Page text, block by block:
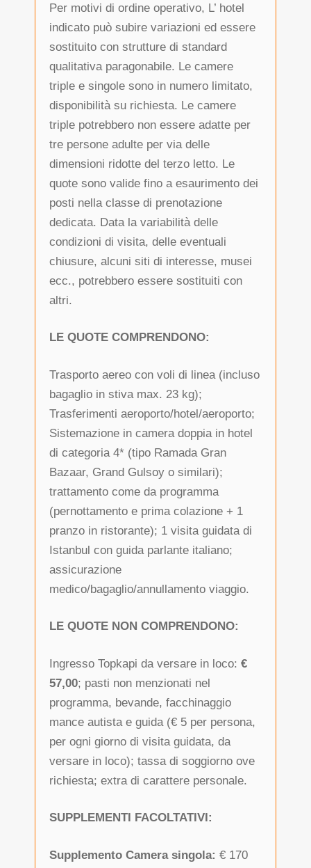
Per motivi di ordine operativo, L’ hotel
indicato può subire variazioni ed essere
sostituito con strutture di standard
qualitativa paragonabile. Le camere
triple e singole sono in numero limitato,
disponibilità su richiesta. Le camere
triple potrebbero non essere adatte per
tre persone adulte per via delle
dimensioni ridotte del terzo letto. Le
quote sono valide fino a esaurimento dei
posti nella classe di prenotazione
dedicata. Data la variabilità delle
condizioni di visita, delle eventuali
chiusure, alcuni siti di interesse, musei
ecc., potrebbero essere sostituiti con
altri.
LE QUOTE COMPRENDONO:
Trasporto aereo con voli di linea (incluso
bagaglio in stiva max. 23 kg);
Trasferimenti aeroporto/hotel/aeroporto;
Sistemazione in camera doppia in hotel
di categoria 4* (tipo Ramada Gran
Bazaar, Grand Gulsoy o similari);
trattamento come da programma
(pernottamento e prima colazione + 1
pranzo in ristorante); 1 visita guidata di
Istanbul con guida parlante italiano;
assicurazione
medico/bagaglio/annullamento viaggio.
LE QUOTE NON COMPRENDONO:
Ingresso Topkapi da versare in loco: €
57,00; pasti non menzionati nel
programma, bevande, facchinaggio
mance autista e guida (€ 5 per persona,
per ogni giorno di visita guidata, da
versare in loco); tassa di soggiorno ove
richiesta; extra di carattere personale.
SUPPLEMENTI FACOLTATIVI:
Supplemento Camera singola: € 170